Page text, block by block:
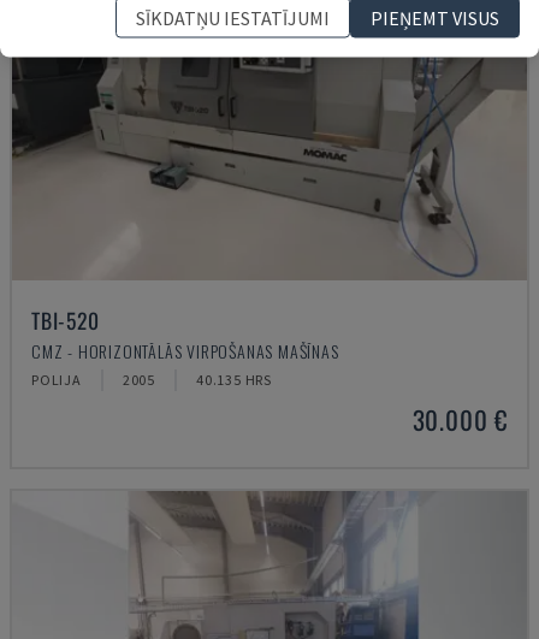
TBI-520
CMZ - HORIZONTĀLĀS VIRPOŠANAS MAŠĪNAS
POLIJA 2005 40.135 HRS
30.000 €
SĪKDATŅU IESTATĪJUMI
PIEŅEMT VISUS